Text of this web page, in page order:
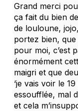
Grand merci
ça fait du bien
de louloune,
portez bien, que
pour moi, c’est
énormément
maigri et que
‘je vais voir le
essoufflée, mal
et cela